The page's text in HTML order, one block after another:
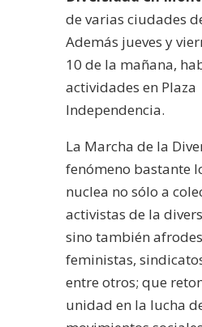
de varias ciudades
Además jueves y
10 de la mañana,
actividades en Plaza
Independencia.
La Marcha de la
fenómeno bastante
nuclea no sólo a
activistas de la
sino también
feministas,
entre otros; que
unidad en la lucha